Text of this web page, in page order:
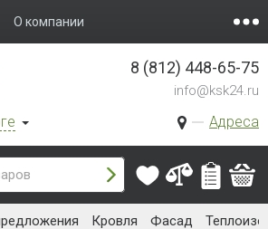
О компании
Адреса
8 (812) 448-65-75
info@ksk24.ru
Кровля Фасад